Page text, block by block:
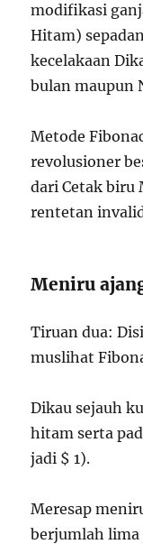
modifikasi
Hitam)
kecelakaan
bulan maupun
Metode
revolusioner
dari Cetak biru
rentetan
Meniru
Tiruan dua:
muslihat
Dikau sejauh
hitam serta
jadi $ 1).
Meresap
berjumlah lima